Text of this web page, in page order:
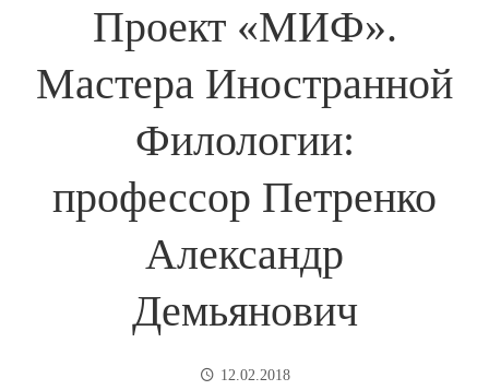
Проект «МИФ».
Мастера Иностранной
Филологии:
профессор Петренко
Александр
Демьянович
12.02.2018